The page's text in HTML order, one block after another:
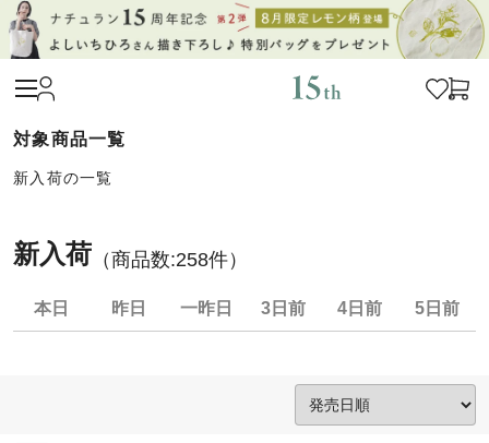
新入荷の一覧
新入荷 （商品数:258件）
本日 昨日 一昨日 3日前 4日前 5日前